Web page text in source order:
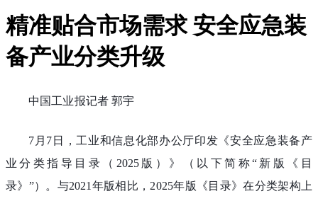
精准贴合市场需求 安全应急装
备产业分类升级
中国工业报记者 郭宇
7月7日，工业和信息化部办公厅印发《安全应急装备产
业分类指导目录（2025版）》（以下简称“新版《目
录》”）。与2021年版相比，2025年版《目录》在分类架构上